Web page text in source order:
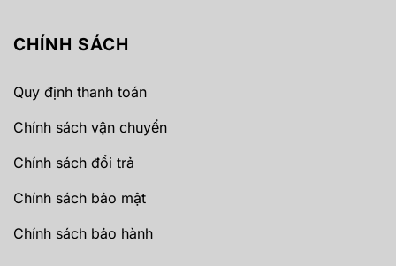
CHÍNH SÁCH
Quy định thanh toán
Chính sách vận chuyển
Chính sách đổi trả
Chính sách bảo mật
Chính sách bảo hành